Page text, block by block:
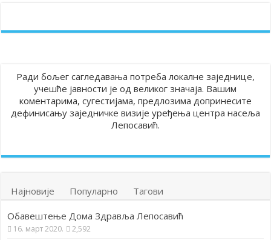
Ради бољег сагледавања потреба локалне заједнице,
учешће јавности је од великог значаја. Вашим
коментарима, сугестијама, предлозима допринесите
дефинисању заједничке визије уређења центра насеља
Лепосавић.
Најновије Популарно Тагови
Обавештење Дома Здравља Лепосавић
16. март 2020. 2,592